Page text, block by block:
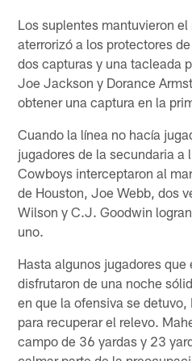
Los suplentes mantuvieron
aterrorizó a los protectores
dos capturas y una tacleada
Joe Jackson y Dorance
obtener una captura en la
Cuando la línea no hacía
jugadores de la secundaria a
Cowboys interceptaron al
de Houston, Joe Webb, dos
Wilson y C.J. Goodwin
uno.
Hasta algunos jugadores que
disfrutaron de una noche
en que la ofensiva se
para recuperar el relevo.
campo de 36 yardas y 23